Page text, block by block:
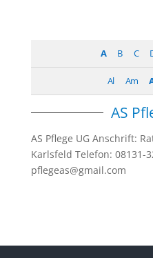
A B C
Al Am
AS
AS Pflege UG Anschrift:
Karlsfeld Telefon: 08131-
pflegeas@gmail.com